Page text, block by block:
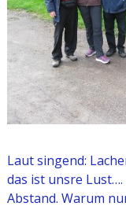
Laut singend:
das ist unsre
Abstand. Warum